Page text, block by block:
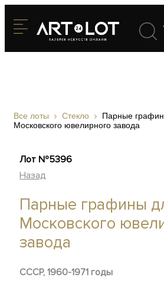
Все лоты Стекло
Парные
Московского ювелирного завода
Лот №5396
Назад
Парные графины
Московского
завода
СССР, 1960-1971 годы